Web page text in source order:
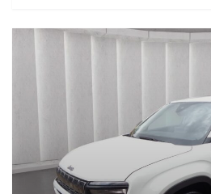
Vedi dettagli